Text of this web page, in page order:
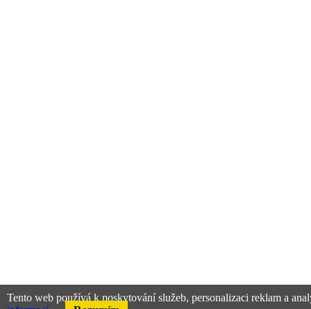
Tento web používá k poskytování služeb, personalizaci reklam a